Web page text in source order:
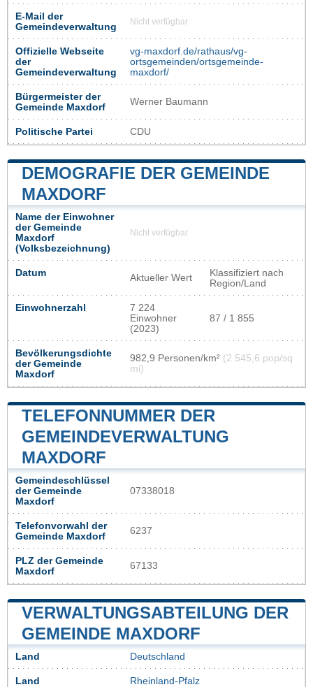
E-Mail der
Gemeindeverwaltung
Nicht verfügbar
Offizielle Webseite
der
Gemeindeverwaltung
vg-maxdorf.de/rathaus/vg-
ortsgemeinden/ortsgemeinde-
maxdorf/
Bürgermeister der
Gemeinde Maxdorf
Werner Baumann
Politische Partei CDU
DEMOGRAFIE DER GEMEINDE
MAXDORF
Name der Einwohner
der Gemeinde
Maxdorf
(Volksbezeichnung)
Nicht verfügbar
Datum Aktueller Wert
Klassifiziert nach
Region/Land
Einwohnerzahl
7 224
Einwohner
(2023)
87 / 1 855
Bevölkerungsdichte
der Gemeinde
Maxdorf
982,9 Personen/km² (2 545,6 pop/sq
mi)
TELEFONNUMMER DER
GEMEINDEVERWALTUNG
MAXDORF
Gemeindeschlüssel
der Gemeinde
Maxdorf
07338018
Telefonvorwahl der
Gemeinde Maxdorf
6237
PLZ der Gemeinde
Maxdorf
67133
VERWALTUNGSABTEILUNG DER
GEMEINDE MAXDORF
Land Deutschland
Land Rheinland-Pfalz